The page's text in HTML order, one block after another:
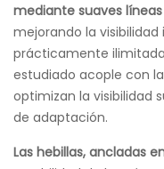
mediante suaves
mejorando la
prácticamente
estudiado acople con
optimizan la visibilidad
de adaptación.
Las hebillas, ancladas